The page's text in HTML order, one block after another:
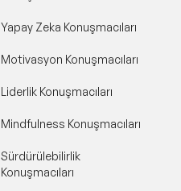
Yapay Zeka Konuşmacıları
Motivasyon Konuşmacıları
Liderlik Konuşmacıları
Mindfulness Konuşmacıları
Sürdürülebilirlik
Konuşmacıları